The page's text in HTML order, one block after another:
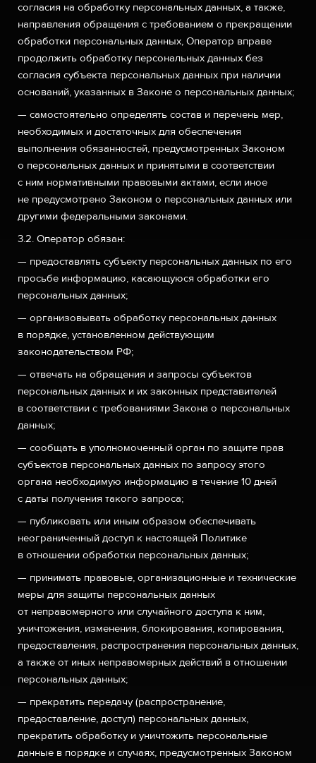
согласия на обработку персональных данных, а также,
направления обращения с требованием о прекращении
обработки персональных данных, Оператор вправе
продолжить обработку персональных данных без
согласия субъекта персональных данных при наличии
оснований, указанных в Законе о персональных данных;
— самостоятельно определять состав и перечень мер,
необходимых и достаточных для обеспечения
выполнения обязанностей, предусмотренных Законом
о персональных данных и принятыми в соответствии
с ним нормативными правовыми актами, если иное
не предусмотрено Законом о персональных данных или
другими федеральными законами.
3.2. Оператор обязан:
— предоставлять субъекту персональных данных по его
просьбе информацию, касающуюся обработки его
персональных данных;
— организовывать обработку персональных данных
в порядке, установленном действующим
законодательством РФ;
— отвечать на обращения и запросы субъектов
персональных данных и их законных представителей
в соответствии с требованиями Закона о персональных
данных;
— сообщать в уполномоченный орган по защите прав
субъектов персональных данных по запросу этого
органа необходимую информацию в течение 10 дней
с даты получения такого запроса;
— публиковать или иным образом обеспечивать
неограниченный доступ к настоящей Политике
в отношении обработки персональных данных;
— принимать правовые, организационные и технические
меры для защиты персональных данных
от неправомерного или случайного доступа к ним,
уничтожения, изменения, блокирования, копирования,
предоставления, распространения персональных данных,
а также от иных неправомерных действий в отношении
персональных данных;
— прекратить передачу (распространение,
предоставление, доступ) персональных данных,
прекратить обработку и уничтожить персональные
данные в порядке и случаях, предусмотренных Законом